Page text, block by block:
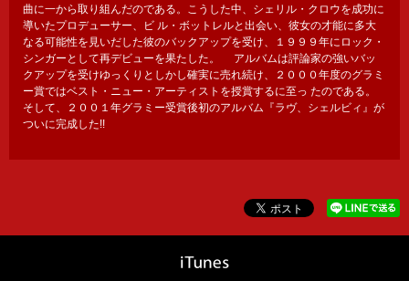
曲に一から取り組んだのである。こうした中、シェリル・クロウを成功に
導いたプロデューサー、ビ ル・ボットレルと出会い、彼女の才能に多大
なる可能性を見いだした彼のバックアップを受け、１９９９年にロック・
シンガーとして再デビューを果たした。 アルバムは評論家の強いバッ
クアップを受けゆっくりとしかし確実に売れ続け、２０００年度のグラミ
ー賞ではベスト・ニュー・アーティストを授賞するに至っ たのである。
そして、２００１年グラミー受賞後初のアルバム『ラヴ、シェルビィ』が
ついに完成した!!